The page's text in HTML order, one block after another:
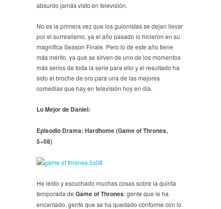
absurdo jamás visto en televisión.
No es la primera vez que los guionistas se dejan llevar
por el surrealismo, ya el año pasado lo hicieron en su
magnífica Season Finale. Pero lo de este año tiene
más mérito, ya que se sirven de uno de los momentos
más serios de toda la serie para ello y el resultado ha
sido el broche de oro para una de las mejores
comedias que hay en televisión hoy en día.
Lo Mejor de Daniel:
Episodio Drama: Hardhome (Game of Thrones,
5×08)
He leído y escuchado muchas cosas sobre la quinta
temporada de Game of Thrones: gente que le ha
encantado, gente que se ha quedado conforme con lo